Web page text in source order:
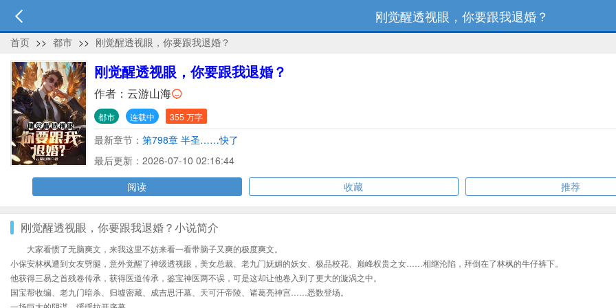
刚觉醒透视眼，你要跟我退婚？
首页 >> 都市 >> 刚觉醒透视眼，你要跟我退婚？
刚觉醒透视眼，你要跟我退婚？
作者： 云游山海
都市 连载中 355 万字
最新章节： 第798章 半圣……快了
最后更新：2026-07-10 02:16:44
阅读
收藏 推荐
刚觉醒透视眼，你要跟我退婚？小说简介
大家看惯了无脑爽文，来我这里不妨来看一看带脑子又爽的极度爽文。
小保安林枫遭到女友劈腿，意外觉醒了神级透视眼，美女总裁、老九门妩媚的妖女、极品校花、巅峰权贵之女……相继沦陷，拜倒在了林枫的牛仔裤下。
他获得三易之首残卷传承，获得医道传承，鉴宝神医两不误，可是这却让他卷入到了更大的漩涡之中。
国宝帮收编、老九门暗杀、归墟密藏、成吉思汗墓、天可汗帝陵、诸葛亮神宫……悉数登场。